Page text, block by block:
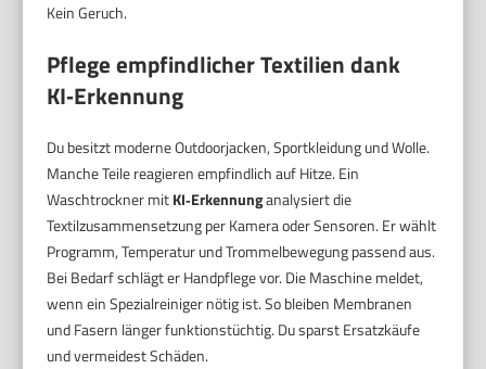
Kein Geruch.
Pflege empfindlicher Textilien dank
KI‑Erkennung
Du besitzt moderne Outdoorjacken, Sportkleidung und Wolle.
Manche Teile reagieren empfindlich auf Hitze. Ein
Waschtrockner mitKI‑Erkennunganalysiert die
Textilzusammensetzung per Kamera oder Sensoren. Er wählt
Programm, Temperatur und Trommelbewegung passend aus.
Bei Bedarf schlägt er Handpflege vor. Die Maschine meldet,
wenn ein Spezialreiniger nötig ist. So bleiben Membranen
und Fasern länger funktionstüchtig. Du sparst Ersatzkäufe
und vermeidest Schäden.